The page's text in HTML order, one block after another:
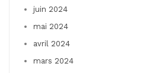
juin 2024
mai 2024
avril 2024
mars 2024